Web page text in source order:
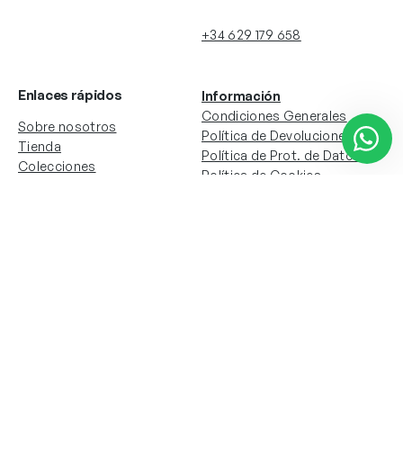
+34 629 179 658
Enlaces rápidos
Sobre nosotros
Tienda
Colecciones
Información
Condiciones Generales
Política de Devoluciones
Política de Prot. de Datos
Política de Cookies